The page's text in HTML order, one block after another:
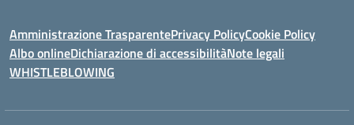
Amministrazione TrasparentePrivacy PolicyCookie Policy
Albo onlineDichiarazione di accessibilitàNote legali
WHISTLEBLOWING